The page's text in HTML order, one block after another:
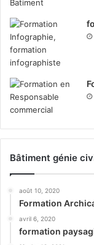
Bâtiment génie
août 10, 2020
Formation
avril 6, 2020
formation